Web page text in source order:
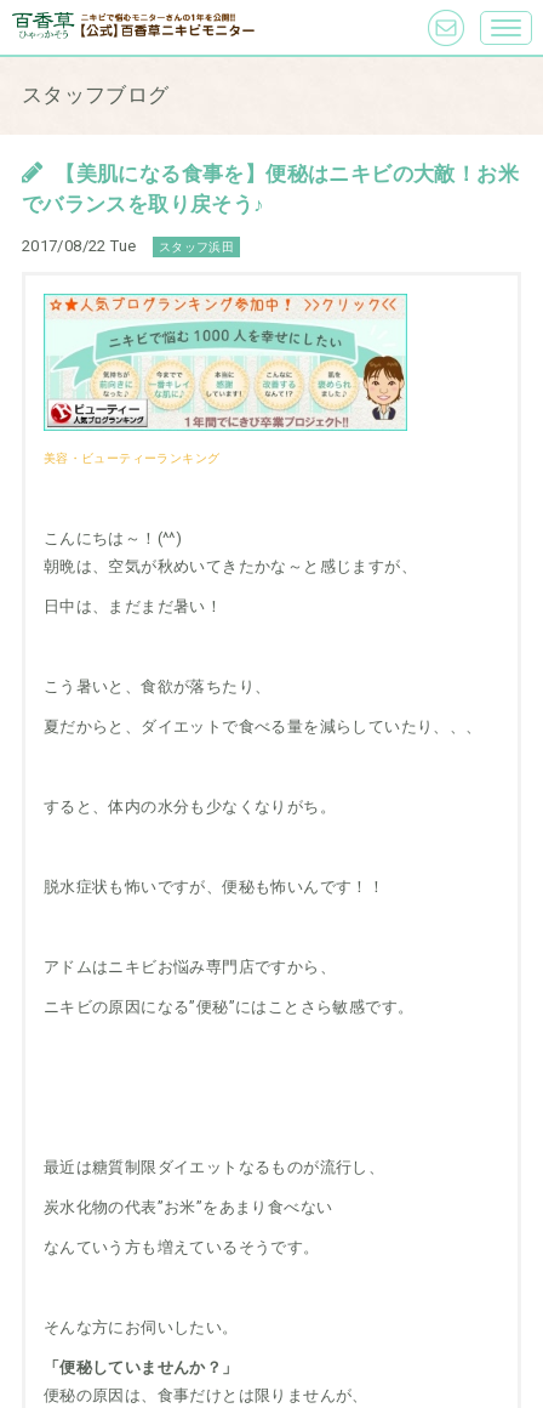
スタッフブログ
【美肌になる食事を】便秘はニキビの大敵！お米
でバランスを取り戻そう♪
2017/08/22 Tue スタッフ浜田
美容・ビューティーランキング
こんにちは～！(^^)
朝晩は、空気が秋めいてきたかな～と感じますが、
日中は、まだまだ暑い！
こう暑いと、食欲が落ちたり、
夏だからと、ダイエットで食べる量を減らしていたり、、、
すると、体内の水分も少なくなりがち。
脱水症状も怖いですが、便秘も怖いんです！！
アドムはニキビお悩み専門店ですから、
ニキビの原因になる”便秘”にはことさら敏感です。
最近は糖質制限ダイエットなるものが流行し、
炭水化物の代表”お米”をあまり食べない
なんていう方も増えているそうです。
そんな方にお伺いしたい。
「便秘していませんか？」
便秘の原因は、食事だけとは限りませんが、